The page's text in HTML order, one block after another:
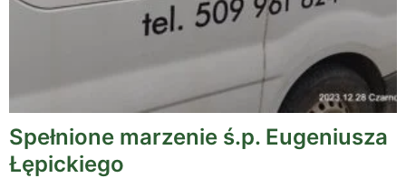
Spełnione marzenie ś.p. Eugeniusza
Łępickiego